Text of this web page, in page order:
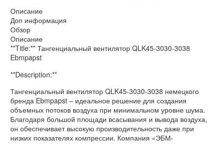
Описание
Доп информация
Обзор
Описание
**Title:** Тангенциальный вентилятор QLK45-3030-3038
Ebmpapst
**Description:**
Тангенциальный вентилятор QLK45-3030-3038 немецкого
бренда Ebmpapst – идеальное решение для создания
объемных потоков воздуха при минимальном уровне шума.
Благодаря большой площади всасывания и вывода воздуха,
он обеспечивает высокую производительность даже при
низких показателях компрессии. Компания «ЭБМ-